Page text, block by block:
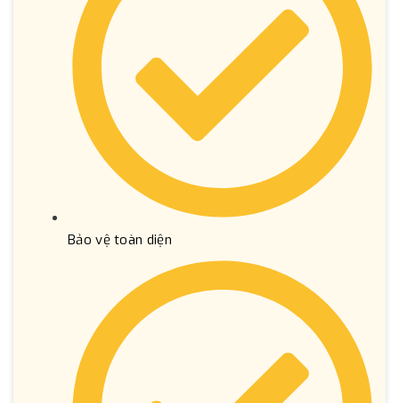
Bảo vệ toàn diện